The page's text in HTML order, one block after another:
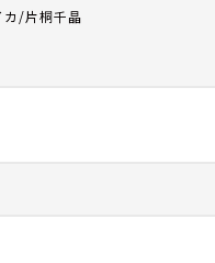
カ/片桐千晶